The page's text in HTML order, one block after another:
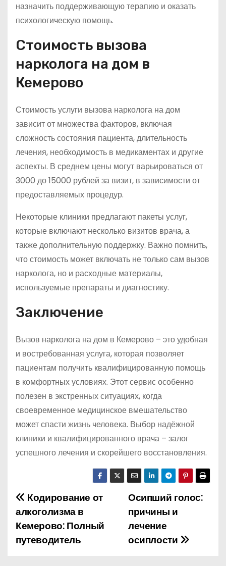
назначить поддерживающую терапию и оказать
психологическую помощь.
Стоимость вызова
нарколога на дом в
Кемерово
Стоимость услуги вызова нарколога на дом
зависит от множества факторов, включая
сложность состояния пациента, длительность
лечения, необходимость в медикаментах и другие
аспекты. В среднем цены могут варьироваться от
3000 до 15000 рублей за визит, в зависимости от
предоставляемых процедур.
Некоторые клиники предлагают пакеты услуг,
которые включают несколько визитов врача, а
также дополнительную поддержку. Важно помнить,
что стоимость может включать не только сам вызов
нарколога, но и расходные материалы,
используемые препараты и диагностику.
Заключение
Вызов нарколога на дом в Кемерово – это удобная
и востребованная услуга, которая позволяет
пациентам получить квалифицированную помощь
в комфортных условиях. Этот сервис особенно
полезен в экстренных ситуациях, когда
своевременное медицинское вмешательство
может спасти жизнь человека. Выбор надёжной
клиники и квалифицированного врача – залог
успешного лечения и скорейшего восстановления.
Н
а
в
Осипший голос:
причины и
лечение
осиплости
Кодирование от
алкоголизма в
Кемерово: Полный
путеводитель